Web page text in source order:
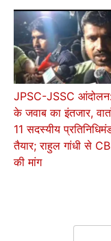
JPSC-JSSC
के जवाब का इंतजार,
11 सदस्यीय
तैयार; राहुल गांधी से
की मांग